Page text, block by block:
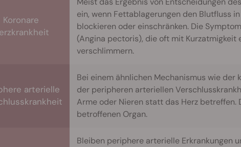
Koronare
ein, wenn Fettablagerungen den Blutfluss
blockieren oder einschränken. Die
(Angina pectoris), die oft mit Kurzatmigkeit
verschlimmern.
arterielle
Bei einem ähnlichen Mechanismus wie der
der peripheren arteriellen
Arme oder Nieren statt das Herz betreffen.
betroffenen Organ.
Bleiben periphere arterielle Erkrankungen